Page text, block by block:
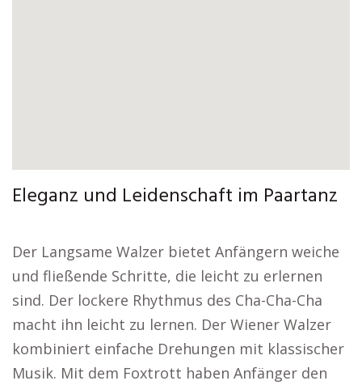
Eleganz und Leidenschaft im Paartanz
Der Langsame Walzer bietet Anfängern weiche
und fließende Schritte, die leicht zu erlernen
sind. Der lockere Rhythmus des Cha-Cha-Cha
macht ihn leicht zu lernen. Der Wiener Walzer
kombiniert einfache Drehungen mit klassischer
Musik. Mit dem Foxtrott haben Anfänger den